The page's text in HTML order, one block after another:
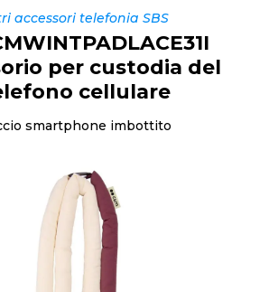
accessori telefonia SBS
per custodia del
cellulare
smartphone imbottito